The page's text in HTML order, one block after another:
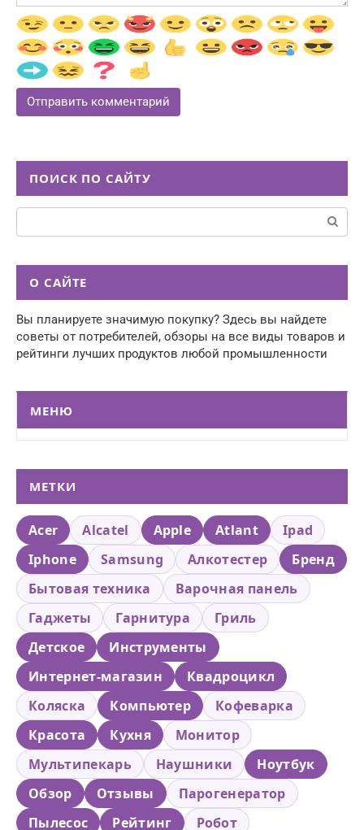
ПОИСК ПО САЙТУ
Поиск:
О САЙТЕ
Вы планируете значимую покупку? Здесь вы найдете
советы от потребителей, обзоры на все виды товаров и
рейтинги лучших продуктов любой промышленности
МЕНЮ
МЕТКИ
Acer Alcatel Apple Atlant
Ipad
Iphone
Samsung Алкотестер
Бренд
Бытовая техника
Варочная панель
Гаджеты
Гарнитура
Гриль
Детское
Инструменты
Интернет-магазин
Квадроцикл
Коляска
Компьютер
Кофеварка
Красота
Кухня
Монитор
Мультипекарь
Наушники
Ноутбук
Обзор
Отзывы
Парогенератор
Пылесос
Рейтинг
Робот